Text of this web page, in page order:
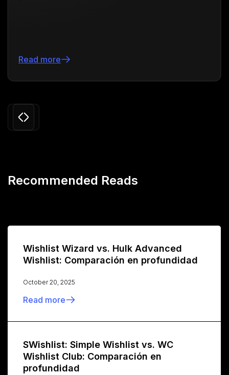
more
Recommended Reads
Wishlist Wizard vs. Hulk Advanced
Wishlist: Comparación en profundidad
October 20, 2025
Read more
SWishlist: Simple Wishlist vs. WC
Wishlist Club: Comparación en
profundidad